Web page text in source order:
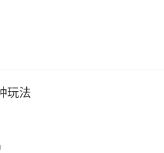
玩法